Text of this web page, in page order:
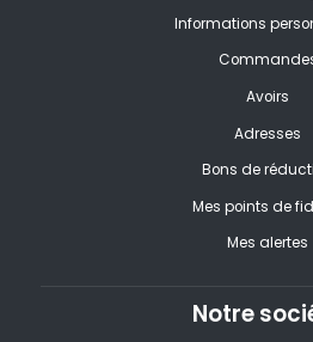
Informations
Avoirs
Adresses
Bons de
Mes points de
Mes alertes
Notre